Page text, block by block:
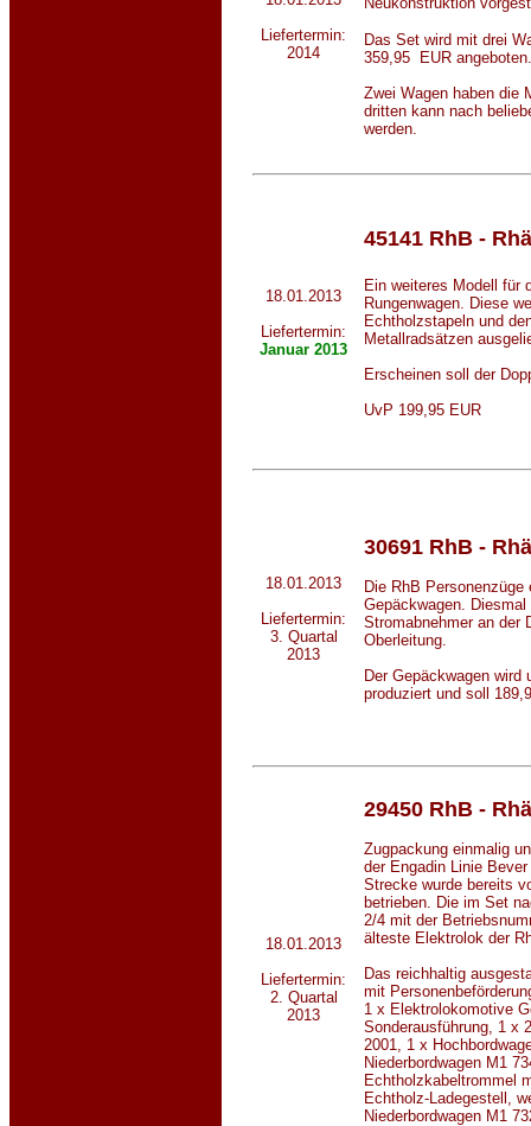
Liefertermin:
2014
Das Set wird mit drei
359,95 EUR
Zwei Wagen haben die
dritten kann nach
werden.
18.01.2013
Liefertermin:
Januar 2013
45141 RhB -
Ein weiteres Modell für
Rungenwagen. Diese
Echtholzstapeln und
Metallradsätzen
Erscheinen soll der
UvP 199,95 EUR
18.01.2013
Liefertermin:
3. Quartal
2013
30691 RhB -
Die RhB Personenzüge
Gepäckwagen.
Stromabnehmer an der
Oberleitung.
Der Gepäckwagen wird
produziert und soll
18.01.2013
Liefertermin:
2. Quartal
2013
29450 RhB -
Zugpackung einmalig
der Engadin Linie
Strecke wurde bereits
betrieben. Die im Set
2/4 mit der
älteste Elektrolok der
Das reichhaltig
mit
1 x Elektrolokomotive
Sonderausführung, 1 x
2001, 1 x
Niederbordwagen M1
Echtholzkabeltrommel
Echtholz-Ladegestell,
Niederbordwagen M1